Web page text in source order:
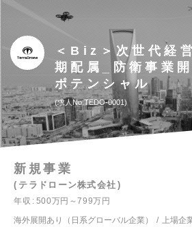
＜Biz＞次世代経
期配属_防衛事
ポテンシャル
求人No.TEDO-0001
新規事業
テラドローン株式会社
年収
500万円～799万円
海外展開あり（日系グローバル企業）
上場企